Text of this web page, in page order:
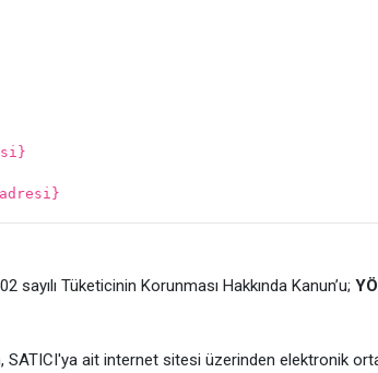
sayılı Tüketicinin Korunması Hakkında Kanun’u;
SATICI'ya ait internet sitesi üzerinden elektronik